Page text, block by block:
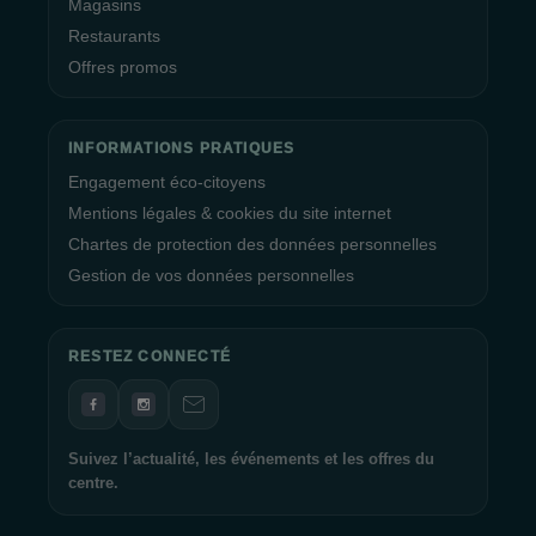
divers services pratiques sont mis à disposition, notamment le
pendant votre visite.
Une des caractéristiques les plus remarquables de La Galerie
Albertville est son engagement en faveur de l'innovation et de
Albertville, un service d'achat en ligne qui vous permet de faire
pour vous offrir une expérience d'achat fluide et agréable qui
s'adapte à vos besoins.
commercial, c'est une véritable expérience de shopping.
Magasins
Restaurants
Offres promos
INFORMATIONS PRATIQUES
Engagement éco-citoyens
Mentions légales & cookies du site internet
Chartes de protection des données personnelles
Gestion de vos données personnelles
RESTEZ CONNECTÉ
Suivez l’actualité, les événements et les offres du
centre.